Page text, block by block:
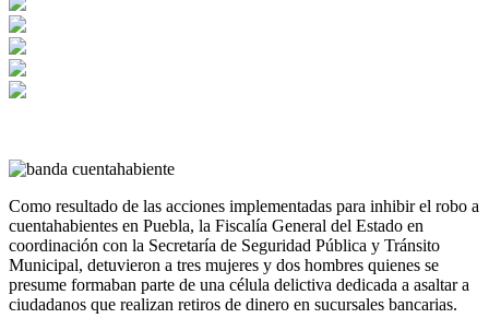
Como resultado de las acciones implementadas para inhibir el robo a
cuentahabientes en Puebla, la Fiscalía General del Estado en
coordinación con la Secretaría de Seguridad Pública y Tránsito
Municipal, detuvieron a tres mujeres y dos hombres quienes se
presume formaban parte de una célula delictiva dedicada a asaltar a
ciudadanos que realizan retiros de dinero en sucursales bancarias.